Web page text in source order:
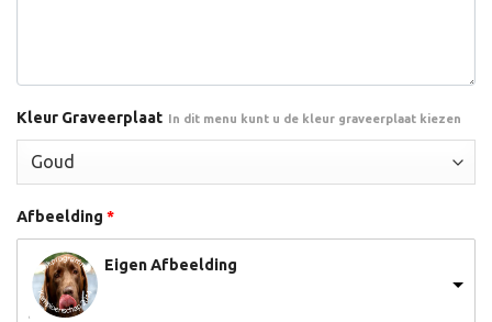
Kleur Graveerplaat In dit menu kunt u de kleur graveerplaat kiezen
Afbeelding *
Eigen Afbeelding